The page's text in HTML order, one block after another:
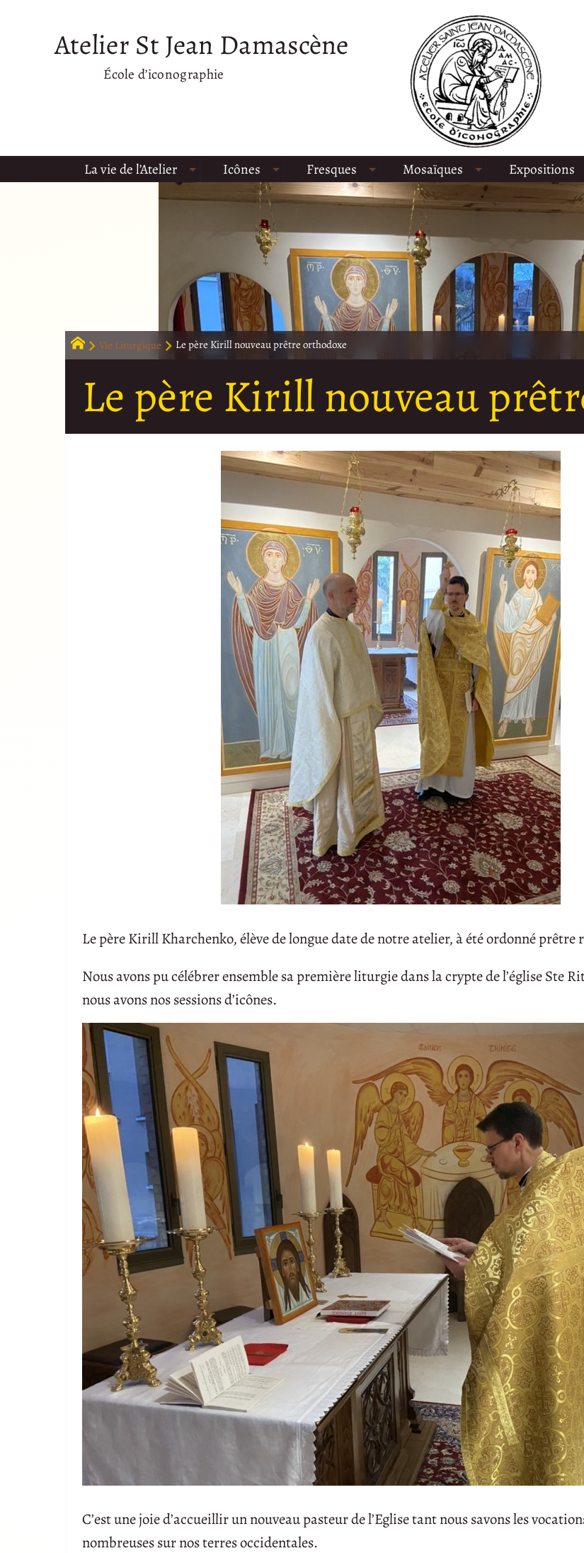
Atelier St Jean Damascène
École d’iconographie
La vie de l’Atelier Icônes Fresques Mosaïques Expositions
Vie Liturgique Le père Kirill nouveau prêtre orthodoxe
Le père Kirill nouveau
Le père Kirill Kharchenko, élève de longue date de notre atelier, à été ordonné prêtre
Nous avons pu célébrer ensemble sa première liturgie dans la crypte de l’église Ste
nous avons nos sessions d’icônes.
C’est une joie d’accueillir un nouveau pasteur de l’Eglise tant nous savons les
nombreuses sur nos terres occidentales.